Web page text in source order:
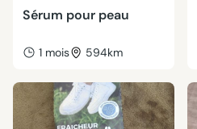
Sérum pour peau
1 mois 594km